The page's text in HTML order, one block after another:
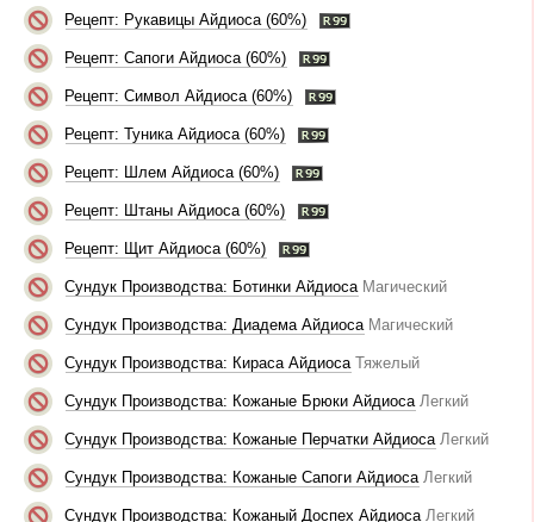
Рецепт: Рукавицы Айдиоса (60%)
Рецепт: Сапоги Айдиоса (60%)
Рецепт: Символ Айдиоса (60%)
Рецепт: Туника Айдиоса (60%)
Рецепт: Шлем Айдиоса (60%)
Рецепт: Штаны Айдиоса (60%)
Рецепт: Щит Айдиоса (60%)
Сундук Производства: Ботинки Айдиоса Магический
Сундук Производства: Диадема Айдиоса Магический
Сундук Производства: Кираса Айдиоса Тяжелый
Сундук Производства: Кожаные Брюки Айдиоса Легкий
Сундук Производства: Кожаные Перчатки Айдиоса Легкий
Сундук Производства: Кожаные Сапоги Айдиоса Легкий
Сундук Производства: Кожаный Доспех Айдиоса Легкий